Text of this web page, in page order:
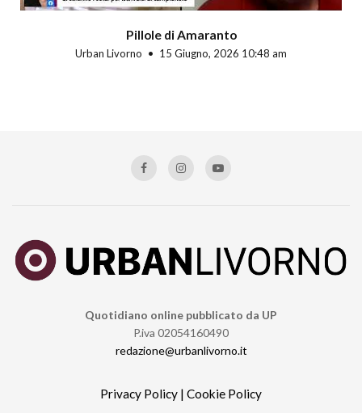
Pillole di Amaranto
Urban Livorno 15 Giugno, 2026 10:48 am
Quotidiano online pubblicato da UP
P.iva 02054160490
redazione@urbanlivorno.it
Privacy Policy | Cookie Policy